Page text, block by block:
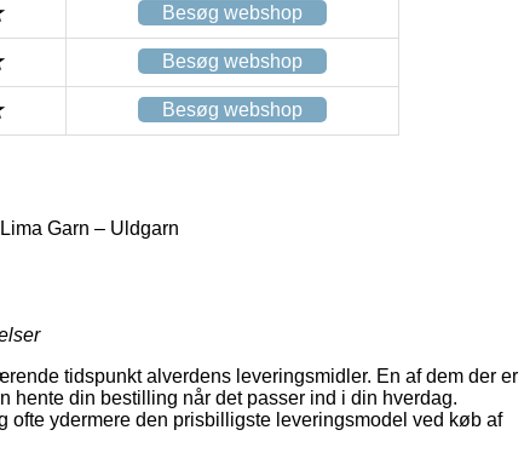
Besøg webshop
Besøg webshop
Besøg webshop
Garn – Uldgarn
tidspunkt alverdens leveringsmidler. En af dem der er
hente din bestilling når det passer ind i din hverdag.
ydermere den prisbilligste leveringsmodel ved køb af